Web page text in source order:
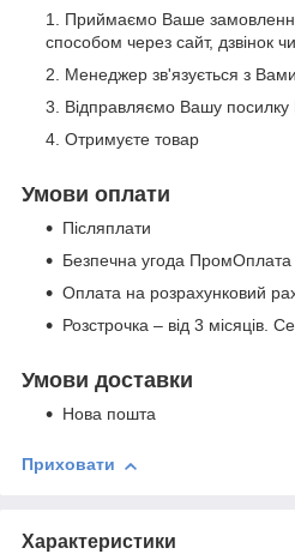
Приймаємо Ваше
способом через сайт, дзвінок
Менеджер зв'язується з
Відправляємо Вашу
Отримуєте товар
Умови оплати
Післяплати
Безпечна угода ПромОплата
Оплата на розрахунковий
Розстрочка – від 3 місяців.
Умови доставки
Нова пошта
Приховати
Характеристики